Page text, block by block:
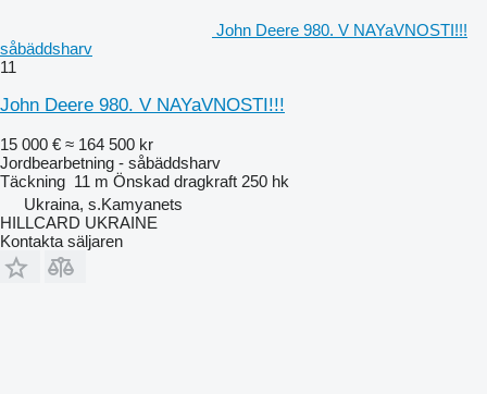
John Deere 980. V NAYaVNOSTI!!!
såbäddsharv
11
John Deere 980. V NAYaVNOSTI!!!
15 000 € ≈ 164 500 kr
Jordbearbetning - såbäddsharv
Täckning 11 m Önskad dragkraft 250 hk
Ukraina, s.Kamyanets
HILLCARD UKRAINE
Kontakta säljaren